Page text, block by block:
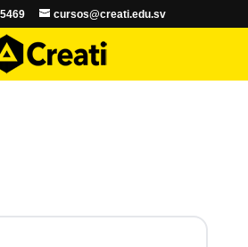
cursos@creati.edu.sv